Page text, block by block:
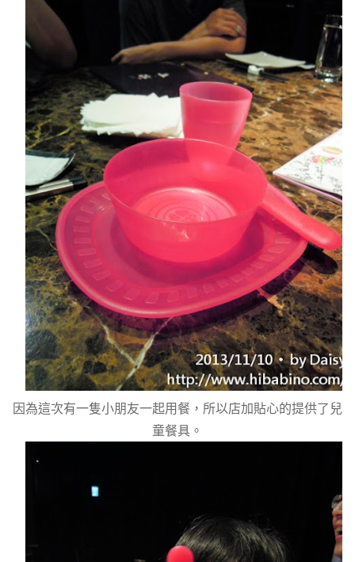
因為這次有一隻小朋友一起用餐，所以店加貼心的提供了兒
童餐具。